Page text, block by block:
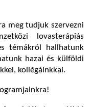
meg tudjuk szervezni
lovasterápiás
témákról hallhatunk
hazai és külföldi
kollégáinkkal.